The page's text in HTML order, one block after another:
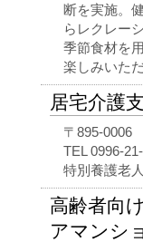
断を実施。
らレクレー
季節食材を
楽しみいた
居宅介護
〒895-0006
TEL 0996-
特別養護老
高齢者向
アマンシ